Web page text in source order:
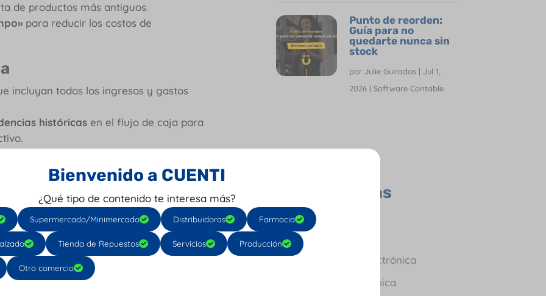
de productos más antiguos.
para reducir los costos de
incluyan todos los ingresos y gastos
históricas en el flujo de caja para
de caja.
bajo control?
, este es otro tip
estable 🤓
de caja en el
Punto de reorden:
Guía para no
quedarte nunca sin
stock
por Julie Guirados| Jul 1,
2026| Software Contable
Categorías
Contador
Empresas
Facturación Electrónica
Nómina Electrónica
Bienvenido a CUENTI
¿Qué tipo de contenido te interesa más?
Supermercado/Minimercado Distribuidoras Farmacia
Tienda de Repuestos Servicios Producción
Otro comercio